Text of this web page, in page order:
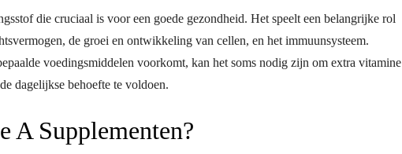
die cruciaal is voor een goede gezondheid. Het speelt een belangrijke rol
de groei en ontwikkeling van cellen, en het immuunsysteem.
voedingsmiddelen voorkomt, kan het soms nodig zijn om extra vitamine
dagelijkse behoefte te voldoen.
A Supplementen?